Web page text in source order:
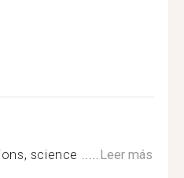
science .....Leer más